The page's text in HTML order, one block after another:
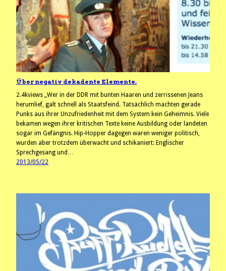
Über negativ dekadente Elemente.
2.4kviews „Wer in der DDR mit bunten Haaren und zerrissenen Jeans
herumlief, galt schnell als Staatsfeind. Tatsächlich machten gerade
Punks aus ihrer Unzufriedenheit mit dem System kein Geheimnis. Viele
bekamen wegen ihrer kritischen Texte keine Ausbildung oder landeten
sogar im Gefängnis. Hip-Hopper dagegen waren weniger politisch,
wurden aber trotzdem überwacht und schikaniert: Englischer
Sprechgesang und…
2013/05/22